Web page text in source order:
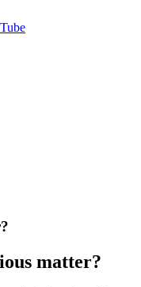
matter?